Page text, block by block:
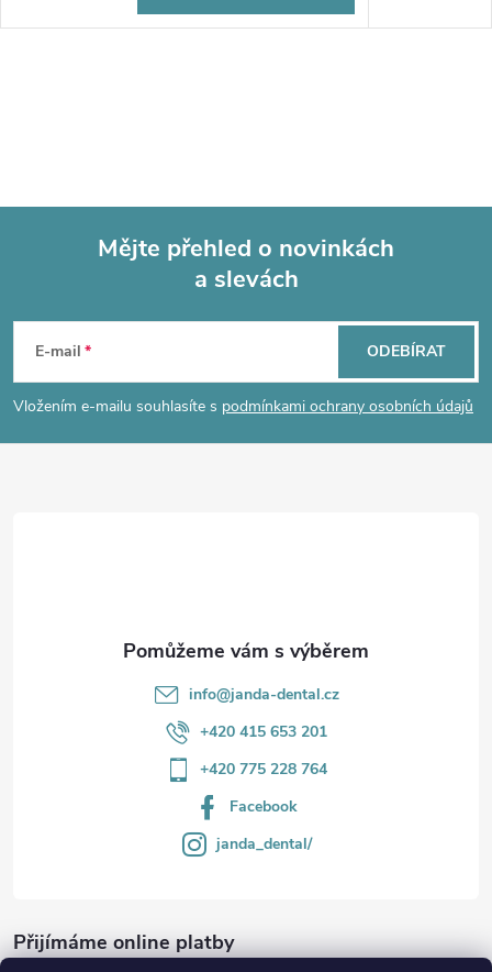
p
Mějte přehled o novinkách
a slevách
E-mail
Vložením e-mailu souhlasíte s podmínkami ochrany osobních údajů
ODEBÍRAT
info@janda-dental.cz
+420 415 653 201
+420 775 228 764
Facebook
janda_dental/
Přijímáme online platby